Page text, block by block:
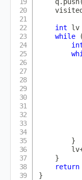
    visited
int lv
while
(
}
        lv
}
return
}